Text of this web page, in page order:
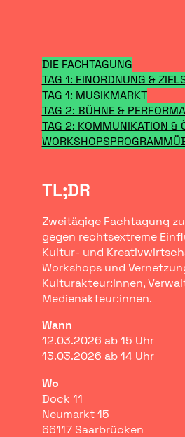
DIE FACHTAGUNG
TAG 1: EINORDNUNG &
TAG 1: MUSIKMARKT
TAG 2: BÜHNE &
TAG 2: KOMMUNIKATION &
WORKSHOPS
TL;DR
Zweitägige Fachtagung
gegen rechtsextreme
Kultur- und
Workshops und
Kulturakteur:innen,
Medienakteur:innen.
Wann
12.03.2026 ab 15 Uhr
13.03.2026 ab 14 Uhr
Wo
Dock 11
Neumarkt 15
66117 Saarbrücken